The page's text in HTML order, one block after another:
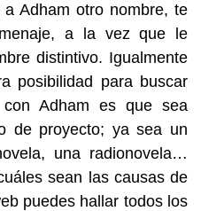
Adham otro nombre, te
a la vez que le
distintivo. Igualmente
posibilidad para buscar
con Adham es que sea
de proyecto; ya sea un
una radionovela…
sean las causas de
puedes hallar todos los